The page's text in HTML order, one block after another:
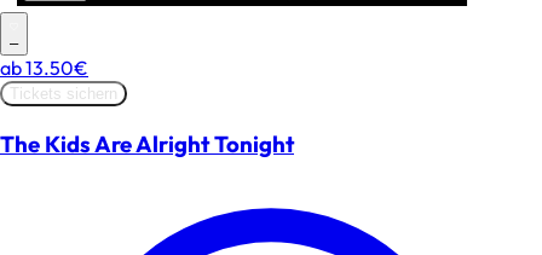
–
ab13.50€
Tickets sichern
The Kids Are Alright Tonight